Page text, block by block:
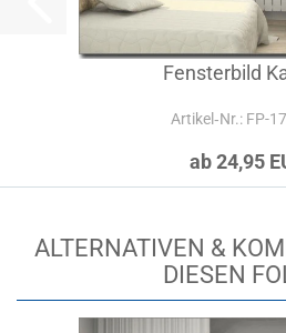
Fensterbild
Artikel‑Nr.: FP-
ab 24,95
ALTERNATIVEN &
DIESEN